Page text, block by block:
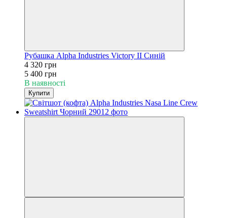
Рубашка Alpha Industries Victory II Синій
4 320 грн
5 400 грн
В наявності
Купити